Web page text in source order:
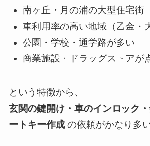
南ヶ丘・月の浦の大型住宅街
車利用率の高い地域（乙金・
公園・学校・通学路が多い
商業施設・ドラッグストアが
という特徴から、
玄関の鍵開け・車のインロック
ートキー作成の依頼がかなり多い